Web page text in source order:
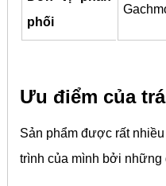
phối
Ưu điểm của
Sản phẩm được rất
trình của mình bởi những